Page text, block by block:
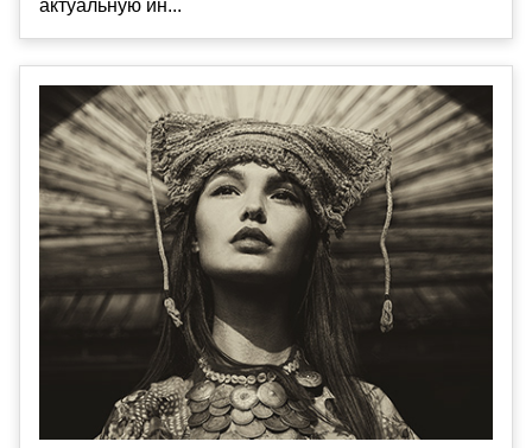
актуальную ин...